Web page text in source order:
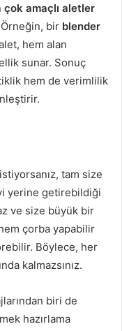
çok amaçlı aletler
bir blender
hem alan
sunar. Sonuç
hem de verimlilik
tam size
yerine getirebildiği
ve size büyük bir
çorba yapabilir
Böylece, her
kalmazsınız.
biri de
hazırlama